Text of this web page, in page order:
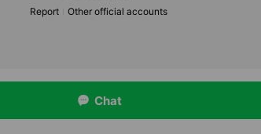
Report
Other official accounts
Chat